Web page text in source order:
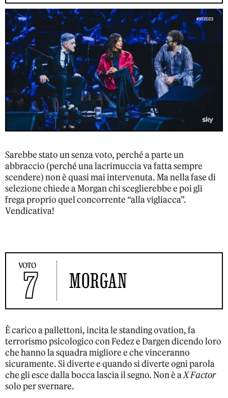
Sarebbe stato un senza voto, perché a parte un
abbraccio (perché una lacrimuccia va fatta sempre
scendere) non è quasi mai intervenuta. Ma nella fase di
selezione chiede a Morgan chi sceglierebbe e poi gli
frega proprio quel concorrente “alla vigliacca”.
Vendicativa!
VOTO
7 MORGAN
È carico a pallettoni, incita le standing ovation, fa
terrorismo psicologico con Fedez e Dargen dicendo loro
che hanno la squadra migliore e che vinceranno
sicuramente. Si diverte e quando si diverte ogni parola
che gli esce dalla bocca lascia il segno. Non è aX Factor
solo per svernare.